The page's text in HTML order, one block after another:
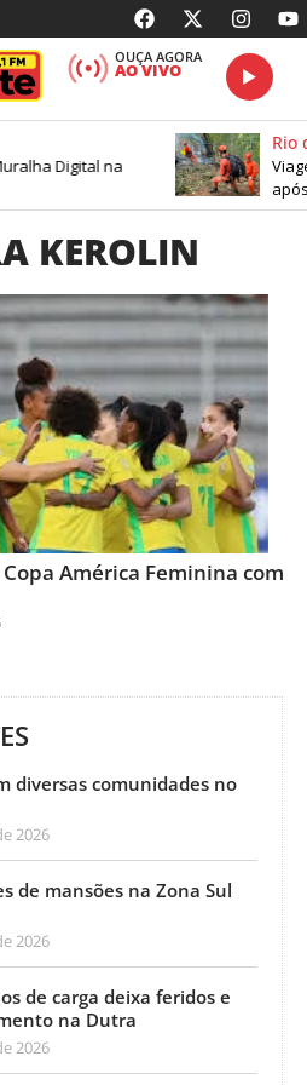
OUÇA AGORA
AO VIVO
Digital na
Rio
KEROLIN
América Feminina com
diversas comunidades no
2026
de mansões na Zona Sul
2026
de carga deixa feridos e
na Dutra
2026